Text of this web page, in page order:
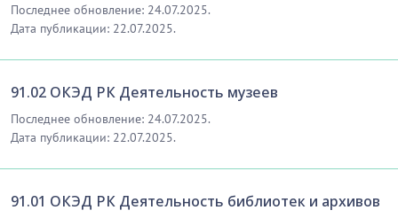
Последнее обновление: 24.07.2025.
Дата публикации: 22.07.2025.
91.02 ОКЭД РК Деятельность музеев
Последнее обновление: 24.07.2025.
Дата публикации: 22.07.2025.
91.01 ОКЭД РК Деятельность библиотек и архивов